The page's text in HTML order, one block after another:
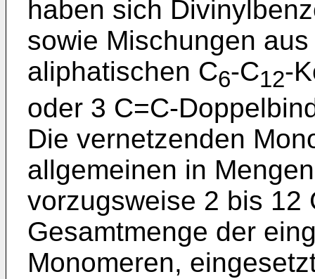
haben sich
sowie Mischungen
aliphatischen C6-C12-
oder 3 C=C-
Die vernetzenden
allgemeinen in
vorzugsweise 2 bis 12
Gesamtmenge der
Monomeren,